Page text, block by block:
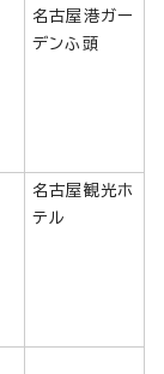
名古屋港ガー
デンふ頭
名古屋観光ホ
テル